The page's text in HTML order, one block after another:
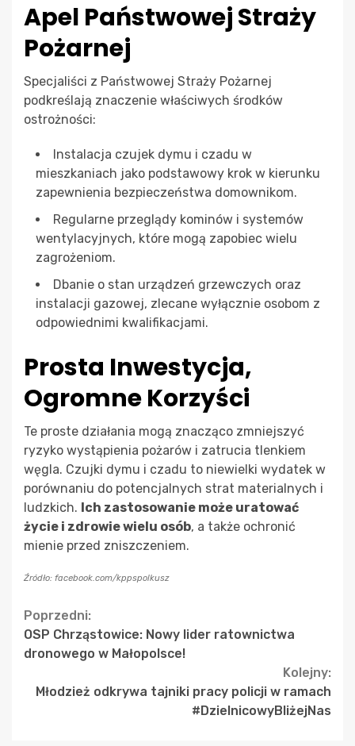
Apel Państwowej Straży
Pożarnej
Specjaliści z Państwowej Straży Pożarnej
podkreślają znaczenie właściwych środków
ostrożności:
Instalacja czujek dymu i czadu w
mieszkaniach jako podstawowy krok w kierunku
zapewnienia bezpieczeństwa domownikom.
Regularne przeglądy kominów i systemów
wentylacyjnych, które mogą zapobiec wielu
zagrożeniom.
Dbanie o stan urządzeń grzewczych oraz
instalacji gazowej, zlecane wyłącznie osobom z
odpowiednimi kwalifikacjami.
Prosta Inwestycja,
Ogromne Korzyści
Te proste działania mogą znacząco zmniejszyć
ryzyko wystąpienia pożarów i zatrucia tlenkiem
węgla. Czujki dymu i czadu to niewielki wydatek w
porównaniu do potencjalnych strat materialnych i
ludzkich. Ich zastosowanie może uratować
życie i zdrowie wielu osób, a także ochronić
mienie przed zniszczeniem.
Źródło: facebook.com/kppspolkusz
Continue
Reading
Poprzedni:
OSP Chrząstowice: Nowy lider ratownictwa
dronowego w Małopolsce!
Kolejny:
Młodzież odkrywa tajniki pracy policji w ramach
#DzielnicowyBliżejNas